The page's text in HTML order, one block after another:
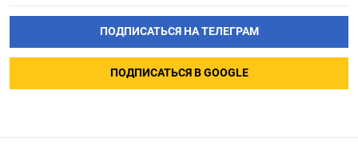
ПОДПИСАТЬСЯ НА ТЕЛЕГРАМ
ПОДПИСАТЬСЯ В GOOGLE